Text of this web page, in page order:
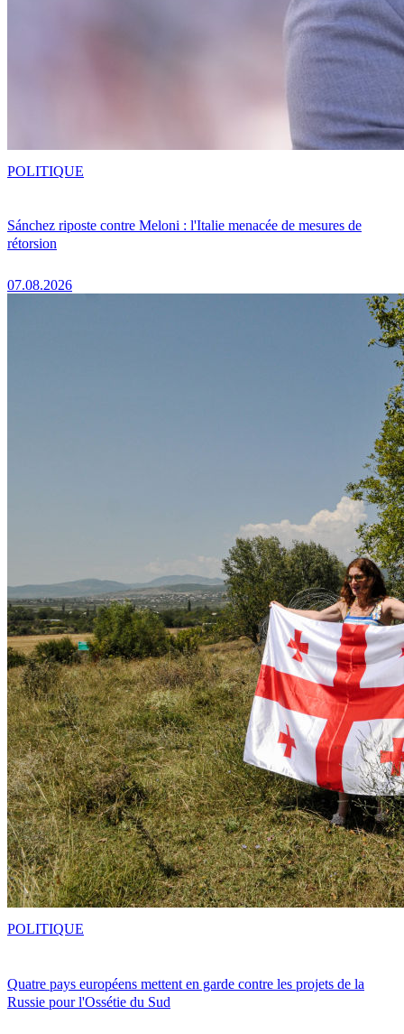
Sánchez riposte contre Meloni : l'Italie menacée de mesures de
rétorsion
07.08.2026
POLITIQUE
Quatre pays européens mettent en garde contre les projets de la
Russie pour l'Ossétie du Sud
POLITIQUE